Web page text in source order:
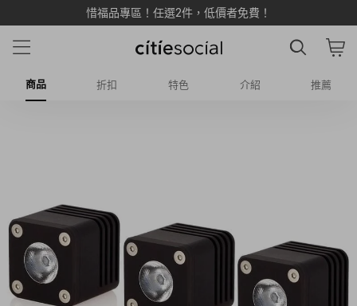
惜福品專區！任選2件，低價者免費！
商品 折扣 特色 介紹 推薦